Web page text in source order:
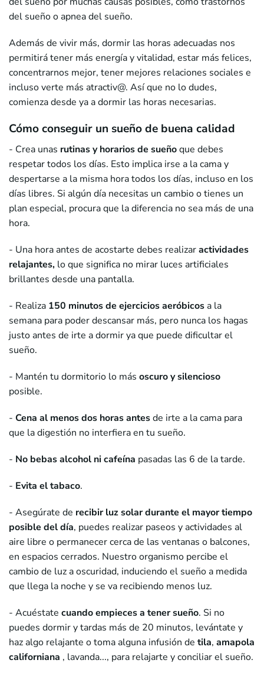
del sueño o apnea del sueño.
Además de vivir más, dormir las horas adecuadas nos
permitirá tener más energía y vitalidad, estar más felices,
concentrarnos mejor, tener mejores relaciones sociales e
incluso verte más atractiv@. Así que no lo dudes,
comienza desde ya a dormir las horas necesarias.
Cómo conseguir un sueño de buena calidad
- Crea unas rutinas yhorarios de sueñoque debes
respetar todos los días. Esto implica irse a la cama y
despertarse a la misma hora todos los días, incluso en los
días libres. Si algún día necesitas un cambio o tienes un
plan especial, procura que la diferencia no sea más de una
hora.
- Una hora antes de acostarte debes realizaractividades
relajantes, lo que significa no mirar luces artificiales
brillantes desde una pantalla.
- Realiza 150 minutos de ejerciciosaeróbicos a la
semana para poder descansar más, pero nunca los hagas
justo antes de irte a dormir ya que puede dificultar el
sueño.
- Mantén tu dormitorio lo más oscuro y silencioso
posible.
- Cena al menos dos horas antesde irte a la cama para
que la digestión no interfiera en tu sueño.
- No bebas alcohol ni cafeína pasadas las 6 de la tarde.
- Evita el tabaco.
- Asegúrate de recibir luz solar durante el mayor tiempo
posible del día, puedes realizar paseos y actividades al
aire libre o permanecer cerca de las ventanas o balcones,
en espacios cerrados. Nuestro organismo percibe el
cambio de luz a oscuridad, induciendo el sueño a medida
que llega la noche y se va recibiendo menos luz.
- Acuéstate cuando empieces a tener sueño. Si no
puedes dormir y tardas más de 20 minutos, levántate y
haz algo relajante o toma alguna infusión de tila, amapola
californiana , lavanda..., para relajarte y conciliar el sueño.